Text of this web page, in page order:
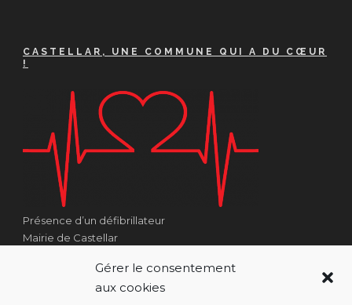
Gérer le consentement
aux cookies
CASTELLAR, UNE COMMUNE QUI A DU CŒUR
!
Présence d’un défibrillateur
Mairie de Castellar
Côté Escalier Rue Sarrail
06500 Castellar